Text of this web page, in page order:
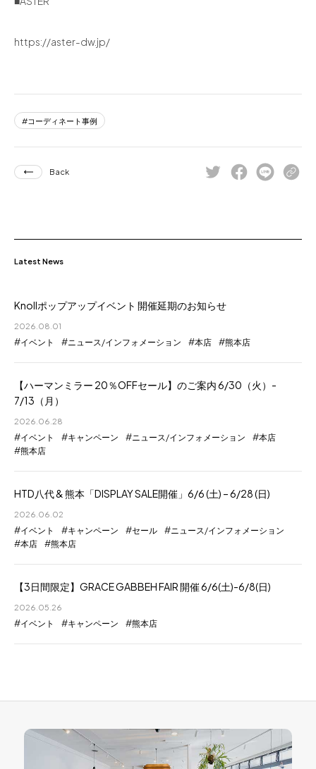
https://aster-dw.jp/
コーディネート事例
Back
Latest News
Knollポップアップイベント 開催延期のお知らせ
2026.08.01
イベント ニュース/インフォメーション 本店 熊本店
【ハーマンミラー 20％OFFセール】のご案内 6/30（火）-
7/13（月）
2026.06.28
イベント キャンペーン ニュース/インフォメーション
本店
熊本店
HTD八代 & 熊本「DISPLAY SALE開催」6/6 (土) – 6/28 (日)
2026.06.02
イベント キャンペーン セール
ニュース/インフォメーション
本店
熊本店
【3日間限定】GRACE GABBEH FAIR 開催 6/6(土)-6/8(日)
2026.05.26
イベント キャンペーン 熊本店